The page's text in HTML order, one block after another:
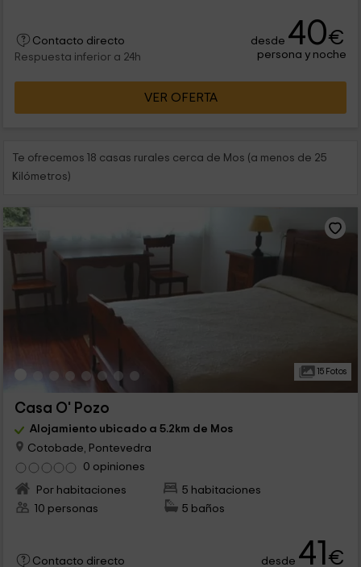
Contacto directo
Respuesta inferior a 24h
desde 40€
persona y noche
VER OFERTA
Te ofrecemos 18 casas rurales cerca de Mos (a menos de 25
Kilómetros)
15 Fotos
Casa O' Pozo
Alojamiento ubicado a 5.2km de Mos
Cotobade, Pontevedra
0 opiniones
Por habitaciones
5 habitaciones
10 personas
5 baños
Contacto directo
desde 41€